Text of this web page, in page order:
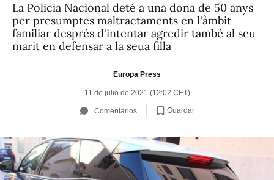
La Policia Nacional deté a una dona de 50 anys
per presumptes maltractaments en l'àmbit
familiar després d'intentar agredir també al seu
marit en defensar a la seua filla
Europa Press
11 de julio de 2021 (12:02 CET)
Comentarios Guardar